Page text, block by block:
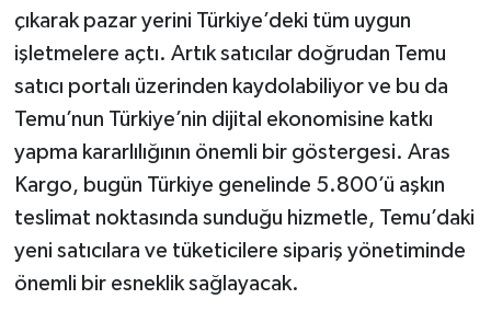
çıkarak pazar yerini Türkiye’deki tüm uygun
işletmelere açtı. Artık satıcılar doğrudan Temu
satıcı portalı üzerinden kaydolabiliyor ve bu da
Temu’nun Türkiye’nin dijital ekonomisine katkı
yapma kararlılığının önemli bir göstergesi. Aras
Kargo, bugün Türkiye genelinde 5.800’ü aşkın
teslimat noktasında sunduğu hizmetle, Temu’daki
yeni satıcılara ve tüketicilere sipariş yönetiminde
önemli bir esneklik sağlayacak.